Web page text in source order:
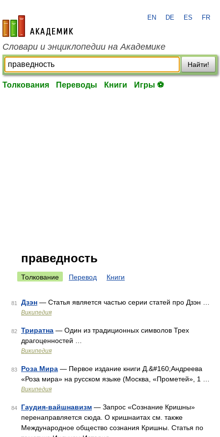
academic.ru
EN DE ES FR
Словари и энциклопедии на Академике
Найти!
Толкования Переводы Книги Игры ⚽
праведность
Толкование Перевод Книги
81 Дзэн — Cтатья является частью серии статей про Дзэн …
Википедия
82 Триратна — Один из традиционных символов Трех
драгоценностей …
Википедия
83 Роза Мира — Первое издание книги Д.&#160;Андреева
«Роза мира» на русском языке (Москва, «Прометей», 1 …
Википедия
84 Гаудия-вайшнавизм — Запрос «Сознание Кришны»
перенаправляется сюда. О кришнаитах см. также
Международное общество сознания Кришны. Статья по